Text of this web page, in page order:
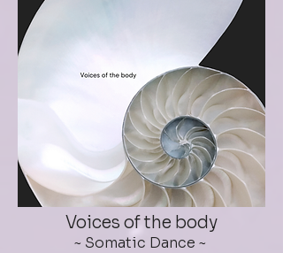
Voices of the body
~ Somatic Dance ~